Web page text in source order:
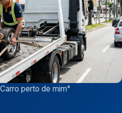
perto de mim"